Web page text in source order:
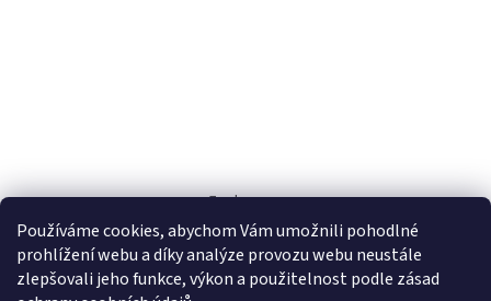
Používáme cookies, abychom Vám umožnili pohodlné
prohlížení webu a díky analýze provozu webu neustále
zlepšovali jeho funkce, výkon a použitelnost podle zásad
Zoohaus.cz